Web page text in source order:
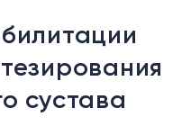
сустава